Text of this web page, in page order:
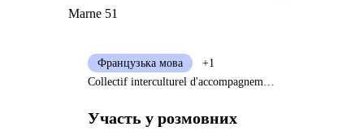
Marne 51
Участь у розмовних
Французька мова
+1
Collectif interculturel d'accompagnement de migrants (CIAM)